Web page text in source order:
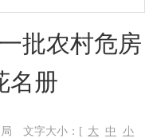
批农村危房
名册
文字大小：[ 大 中
小